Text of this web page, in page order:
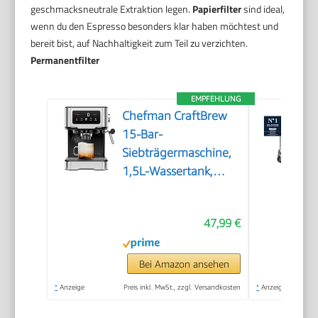
geschmacksneutrale Extraktion legen. Papierfiltersind ideal,
wenn du den Espresso besonders klar haben möchtest und
bereit bist, auf Nachhaltigkeit zum Teil zu verzichten.
Permanentfilter
EMPFEHLUNG
Chefman CraftBrew
15-Bar-
Siebträgermaschine,
1,5L-Wassertank,
47,99 €
Bei Amazon ansehen
* Anzeige Preis inkl. MwSt., zzgl. Versandkosten * Anzeige